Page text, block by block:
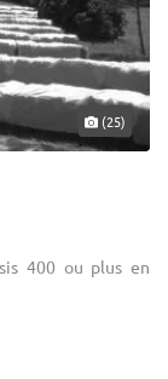
(25)
400 ou plus en